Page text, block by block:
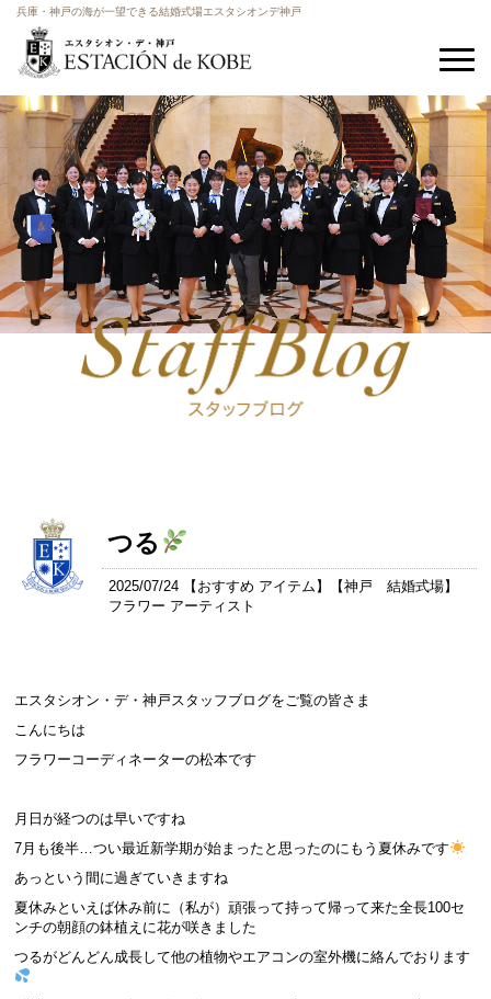
兵庫・神戸の海が一望できる結婚式場エスタシオンデ神戸
つる
2025/07/24 【 おすすめ アイテム 】【神戸 結婚式場】
フラワー アーティスト
エスタシオン・デ・神戸スタッフブログをご覧の皆さま
こんにちは
フラワーコーディネーターの松本です
月日が経つのは早いですね
7月も後半…つい最近新学期が始まったと思ったのにもう夏休みです
あっという間に過ぎていきますね
夏休みといえば休み前に（私が）頑張って持って帰って来た全長100セ
ンチの朝顔の鉢植えに花が咲きました
つるがどんどん成長して他の植物やエアコンの室外機に絡んでおります